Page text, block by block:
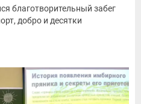
благотворительный забег
добро и десятки